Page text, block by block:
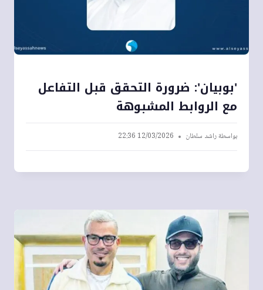
'بوبيان': ضرورة التحقق قبل التفاعل
مع الروابط المشبوهة
بواسطةراشد سلطان 12/03/2026 22:36